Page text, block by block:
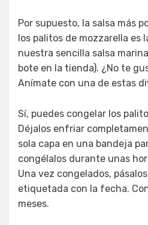
Por supuesto, la salsa más
los palitos de mozzarella es
nuestra sencilla salsa
bote en la tienda). ¿No te
Anímate con una de estas
Sí, puedes congelar los
Déjalos enfriar
sola capa en una bandeja
congélalos durante unas
Una vez congelados,
etiquetada con la fecha.
meses.